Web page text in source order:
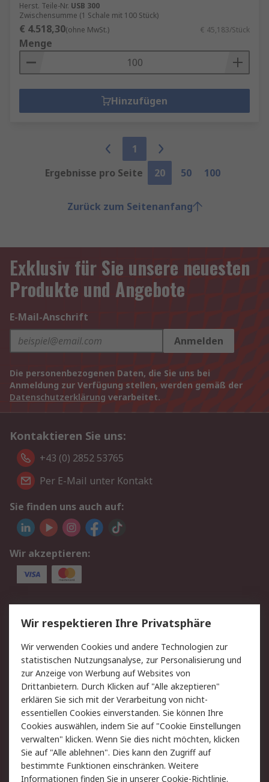
Herst. Teile-Nr. USB 300
Zwischensumme (1 Schale mit 100 Stück)
€ 4.518,30(ohne MwSt.) € 45,183/Stück
Menge
Hinzufügen
1
Ergebnisse pro Seite
20 50 100
Zurück zum Seitenanfang
Exklusiv für Sie unsere neuesten
Produkte und Angebote
E-Mail-Anschrift
Anmelden
Die personenbezogenen Daten, die Sie uns bei
Anmeldung zur Verfügung stellen, werden gemäß der
Datenschutzerklärung verarbeitet.
Kontaktieren Sie uns:
+43 (0) 2852 53765
Per E-Mail unter Kontakt
Sie finden uns auch auf:
Wir akzeptieren:
Service
Value Added Services
Lieferlösungen
Rücksendung/Entsorgung Kontakt
Hilfe
Rechtliches
RS Verkaufs- und
Lieferbedingungen
Datenschutz
Cookie-Richtlinie
Zahlungsbedingungen
Impressum
Webseite Konditionen
Wir respektieren Ihre Privatsphäre
Wir verwenden Cookies und andere Technologien zur
statistischen Nutzungsanalyse, zur Personalisierung und
zur Anzeige von Werbung auf Websites von
Drittanbietern. Durch Klicken auf "Alle akzeptieren"
erklären Sie sich mit der Verarbeitung von nicht-
essentiellen Cookies einverstanden. Sie können Ihre
Cookies auswählen, indem Sie auf "Cookie Einstellungen
verwalten" klicken. Wenn Sie dies nicht möchten, klicken
Sie auf "Alle ablehnen". Dies kann den Zugriff auf
bestimmte Funktionen einschränken. Weitere
Informationen finden Sie in unsererCookie-Richtlinie.